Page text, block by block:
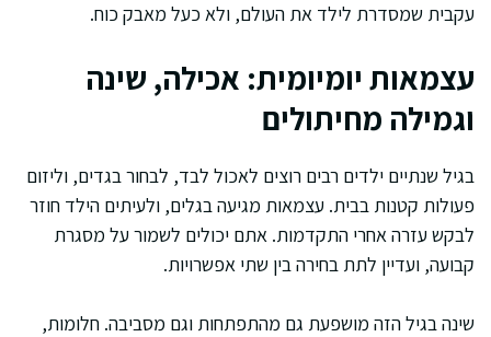
עקבית שמסדרת לילד את העולם, ולא כעל מאבק כוח.
עצמאות יומיומית: אכילה, שינה
וגמילה מחיתולים
בגיל שנתיים ילדים רבים רוצים לאכול לבד, לבחור בגדים, וליזום
פעולות קטנות בבית. עצמאות מגיעה בגלים, ולעיתים הילד חוזר
לבקש עזרה אחרי התקדמות. אתם יכולים לשמור על מסגרת
קבועה, ועדיין לתת בחירה בין שתי אפשרויות.
שינה בגיל הזה מושפעת גם מהתפתחות וגם מסביבה. חלומות,